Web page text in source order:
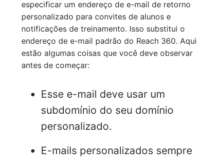
especificar um endereço de e-mail de retorno
personalizado para convites de alunos e
notificações de treinamento. Isso substitui o
endereço de e-mail padrão do Reach 360. Aqui
estão algumas coisas que você deve observar
antes de começar:
Esse e-mail deve usar um
subdomínio do seu domínio
personalizado.
E-mails personalizados sempre